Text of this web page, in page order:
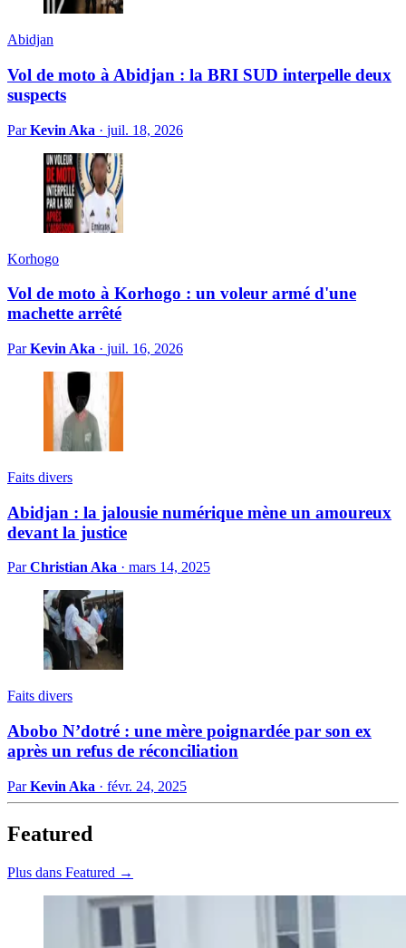
Abidjan
Vol de moto à Abidjan : la BRI SUD interpelle deux
suspects
ParKevin Aka · juil. 18, 2026
Korhogo
Vol de moto à Korhogo : un voleur armé d'une
machette arrêté
ParKevin Aka · juil. 16, 2026
Faits divers
Abidjan : la jalousie numérique mène un amoureux
devant la justice
ParChristian Aka · mars 14, 2025
Faits divers
Abobo N’dotré : une mère poignardée par son ex
après un refus de réconciliation
ParKevin Aka · févr. 24, 2025
Featured
Plus dans Featured →